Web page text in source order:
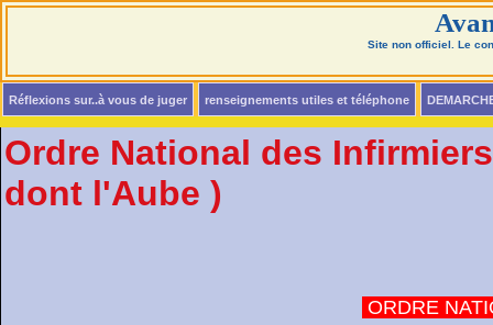
Site non officiel. Le
Réflexions sur..à vous de juger renseignements utiles et téléphone
Ordre National des
dont l'Aube )
ORDRE